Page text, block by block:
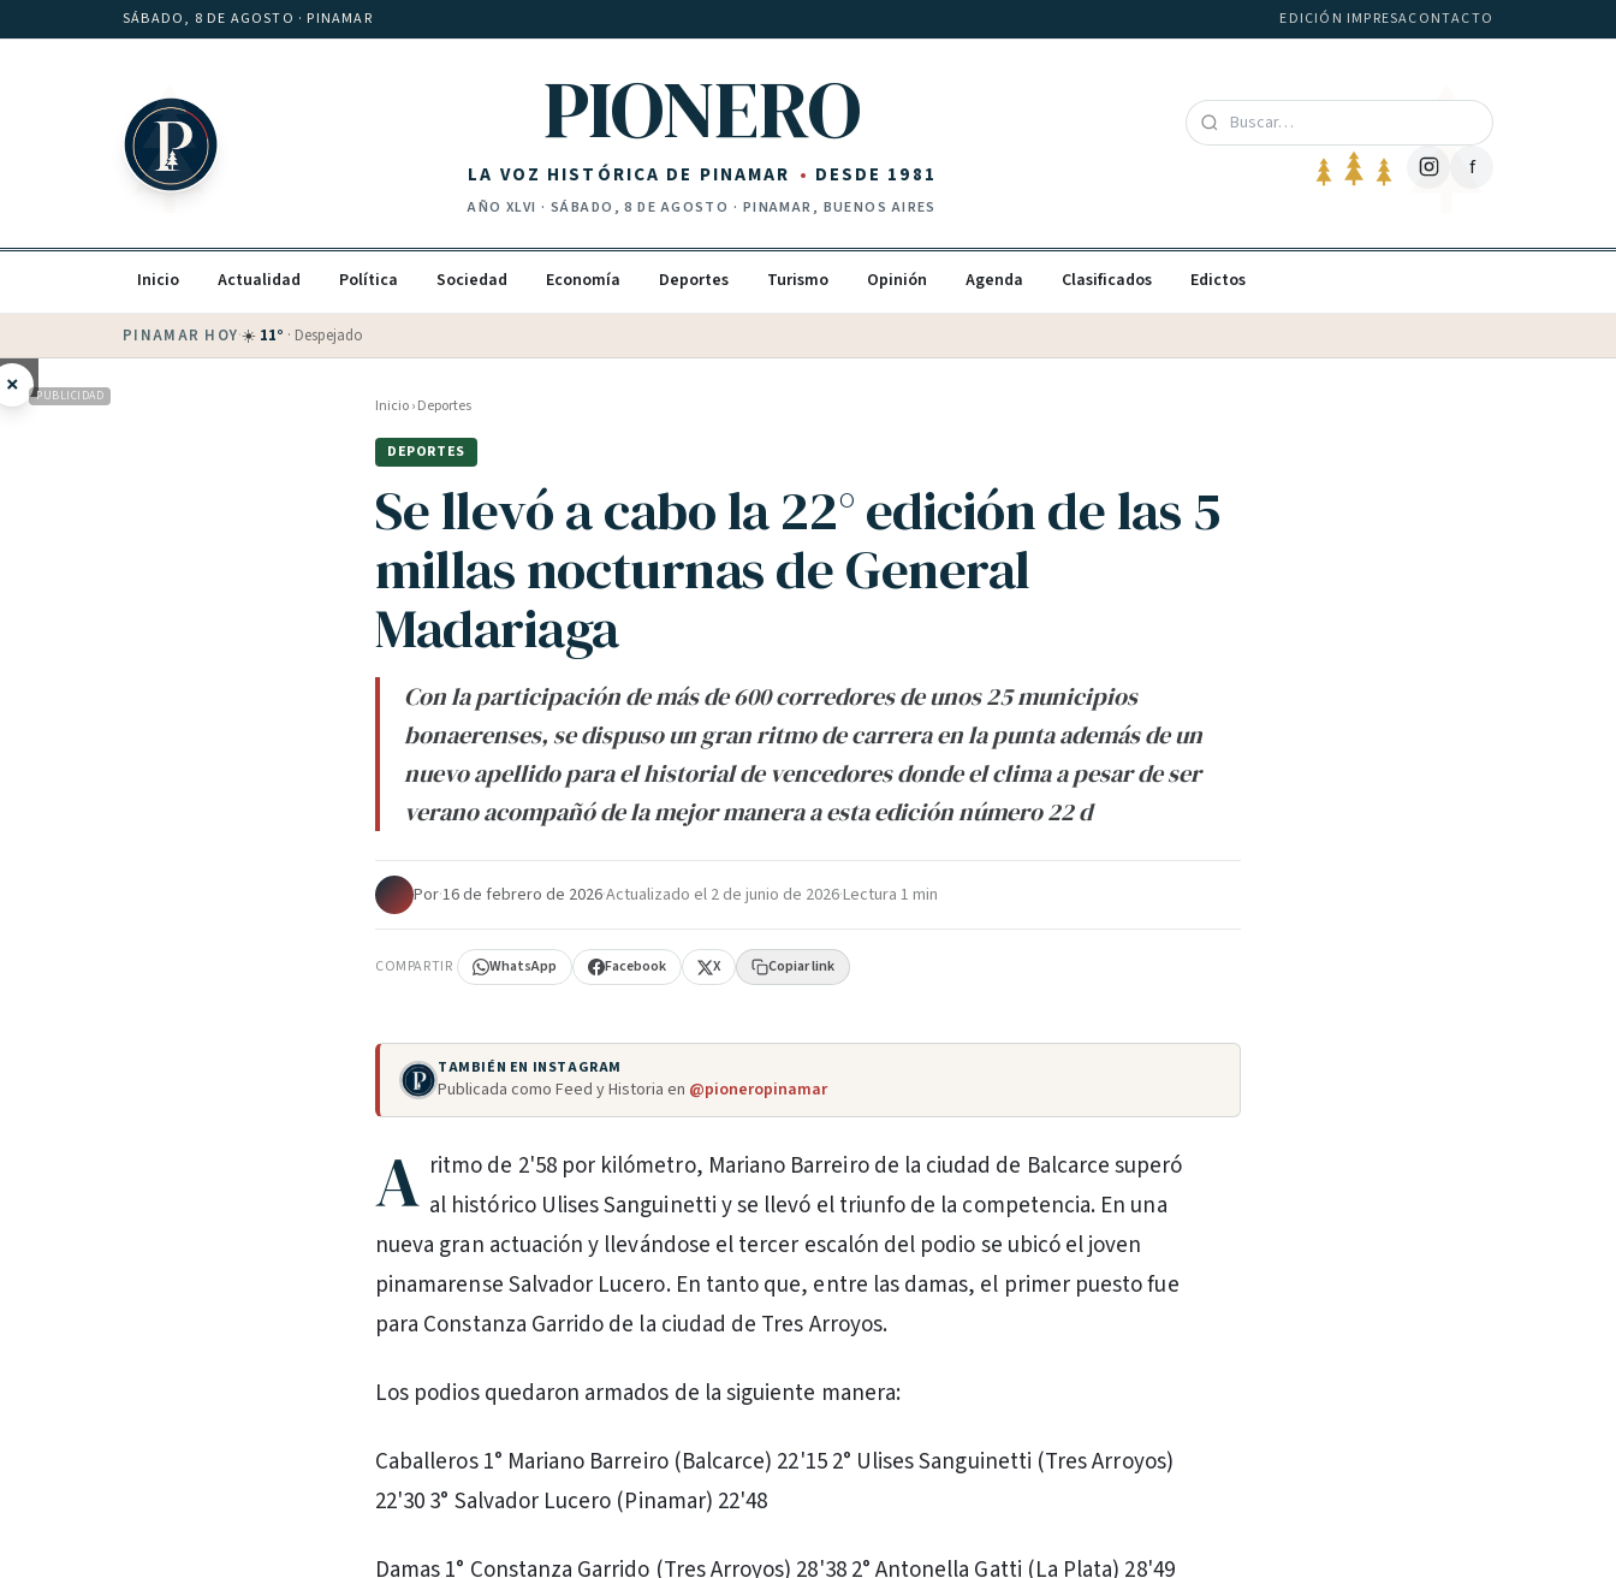
Saltar al contenidoSÁBADO, 8 DE AGOSTO · PINAMAR EDICIÓN IMPRESACONTACTO
PIONERO
LA VOZ HISTÓRICA DE PINAMAR DESDE 1981
AÑO XLVI · SÁBADO, 8 DE AGOSTO · PINAMAR, BUENOS AIRES
f
Inicio Actualidad Política Sociedad Economía Deportes Turismo Opinión Agenda Clasificados Edictos
PINAMAR HOY·💵 Dólar blue$1525
× PUBLICIDAD Inicio›Deportes
DEPORTES
Se llevó a cabo la 22° edición de las 5
millas nocturnas de General
Madariaga
Con la participación de más de 600 corredores de unos 25 municipios
bonaerenses, se dispuso un gran ritmo de carrera en la punta además de un
nuevo apellido para el historial de vencedores donde el clima a pesar de ser
verano acompañó de la mejor manera a esta edición número 22 d
Por·16 de febrero de 2026·Actualizado el 2 de junio de 2026·Lectura 1 min
COMPARTIR WhatsApp Facebook X Copiar link
TAMBIÉN EN INSTAGRAM
Publicada como Feed y Historia en @pioneropinamar
A ritmo de 2'58 por kilómetro, Mariano Barreiro de la ciudad de Balcarce superó
al histórico Ulises Sanguinetti y se llevó el triunfo de la competencia. En una
nueva gran actuación y llevándose el tercer escalón del podio se ubicó el joven
pinamarense Salvador Lucero. En tanto que, entre las damas, el primer puesto fue
para Constanza Garrido de la ciudad de Tres Arroyos.
Los podios quedaron armados de la siguiente manera:
Caballeros 1° Mariano Barreiro (Balcarce) 22'15 2° Ulises Sanguinetti (Tres Arroyos)
22'30 3° Salvador Lucero (Pinamar) 22'48
Damas 1° Constanza Garrido (Tres Arroyos) 28'38 2° Antonella Gatti (La Plata) 28'49